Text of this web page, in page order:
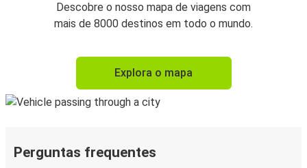
Descobre o nosso mapa de viagens com
mais de 8000 destinos em todo o mundo.
Explora o mapa
Perguntas frequentes